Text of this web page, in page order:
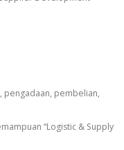
pengadaan, pembelian,
“Logistic & Supply